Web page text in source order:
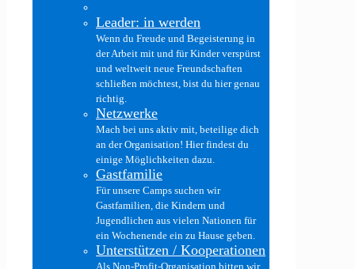
Leader: in werden
Wenn du Freude und Begeisterung in
der Arbeit mit und für Kinder verspürst
und weltweit neue Freundschaften
schließen möchtest, bist du hier genau
richtig.
Netzwerke
Mach bei uns aktiv mit, beteilige dich
an der Organisation! Hier findest du
einige Möglichkeiten dazu.
Gastfamilie
Für unsere Camps suchen wir
Gastfamilien, die Kindern und
Jugendlichen aus vielen Nationen für
ein Wochenende ein zu Hause geben.
Unterstützen / Kooperationen
Als Non-Profit-Organisation bitten wir